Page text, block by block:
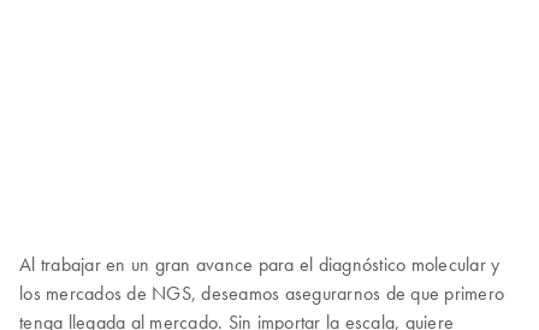
Al trabajar en un gran avance para el diagnóstico molecular y
los mercados de NGS, deseamos asegurarnos de que primero
tenga llegada al mercado. Sin importar la escala, quiere